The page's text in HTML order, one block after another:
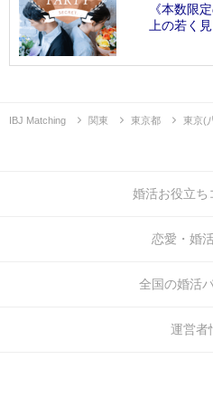
《本数限
上の若く
IBJ Matching 関東 東京都 東京(
婚活お役立ち
恋愛・婚
全国の婚活
運営者